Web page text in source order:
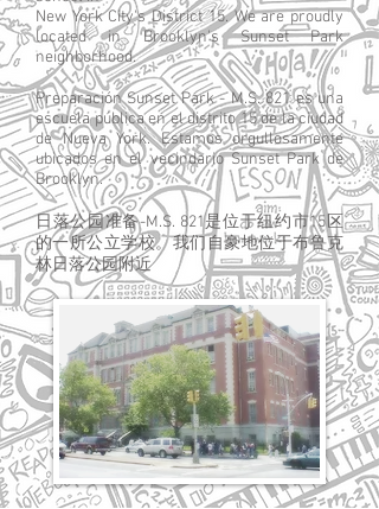
New York City's District 15. We are proudly
located in Brooklyn's Sunset Park
neighborhood.
Preparación Sunset Park - M.S. 821 es una
escuela pública en el distrito 15 de la ciudad
de Nueva York. Estamos orgullosamente
ubicados en el vecindario Sunset Park de
Brooklyn.
日落公园准备-M.S. 821是位于纽约市15区
的一所公立学校。我们自豪地位于布鲁克
林日落公园附近